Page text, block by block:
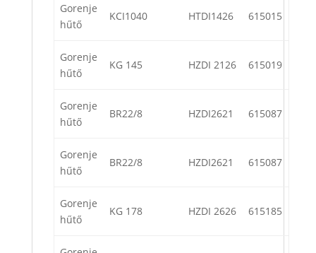
Gorenje
hűtő
KCI1040 HTDI1426 615015
Gorenje
hűtő
KG 145 HZDI 2126 615019
Gorenje
hűtő
BR22/8 HZDI2621 615087
Gorenje
hűtő
BR22/8 HZDI2621 615087
Gorenje
hűtő
KG 178 HZDI 2626 615185